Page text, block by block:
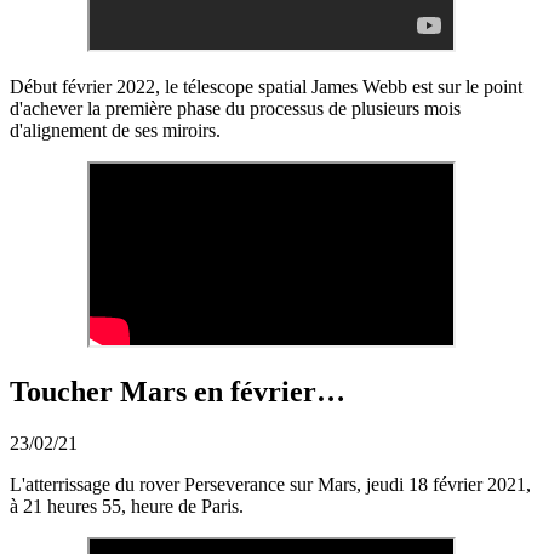
Début février 2022, le télescope spatial James Webb est sur le point
d'achever la première phase du processus de plusieurs mois
d'alignement de ses miroirs.
Toucher Mars en février…
23/02/21
L'atterrissage du rover Perseverance sur Mars, jeudi 18 février 2021,
à 21 heures 55, heure de Paris.